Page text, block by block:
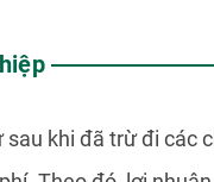
khi đã trừ đi các